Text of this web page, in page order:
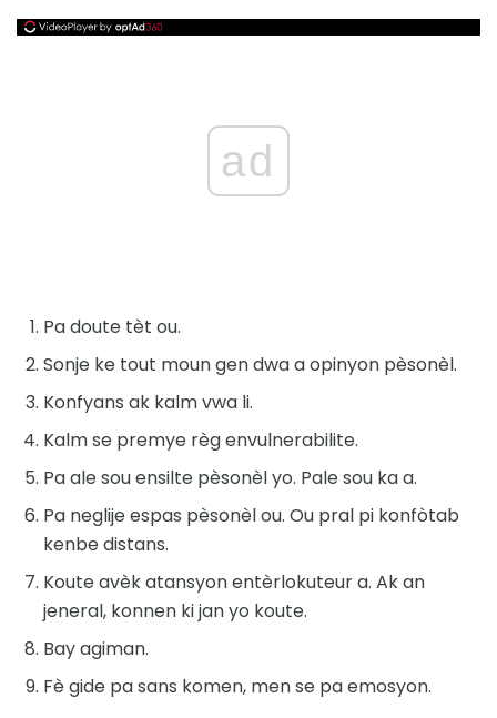
ad
Pa doute tèt ou.
Sonje ke tout moun gen dwa a opinyon pèsonèl.
Konfyans ak kalm vwa li.
Kalm se premye règ envulnerabilite.
Pa ale sou ensilte pèsonèl yo. Pale sou ka a.
Pa neglije espas pèsonèl ou. Ou pral pi konfòtab
kenbe distans.
Koute avèk atansyon entèrlokuteur a. Ak an
jeneral, konnen ki jan yo koute.
Bay agiman.
Fè gide pa sans komen, men se pa emosyon.